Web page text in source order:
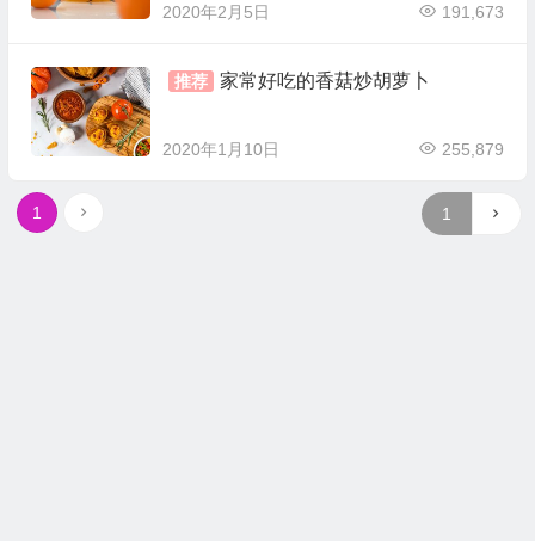
2020年2月5日 191,673
推荐 家常好吃的香菇炒胡萝卜
2020年1月10日 255,879
1